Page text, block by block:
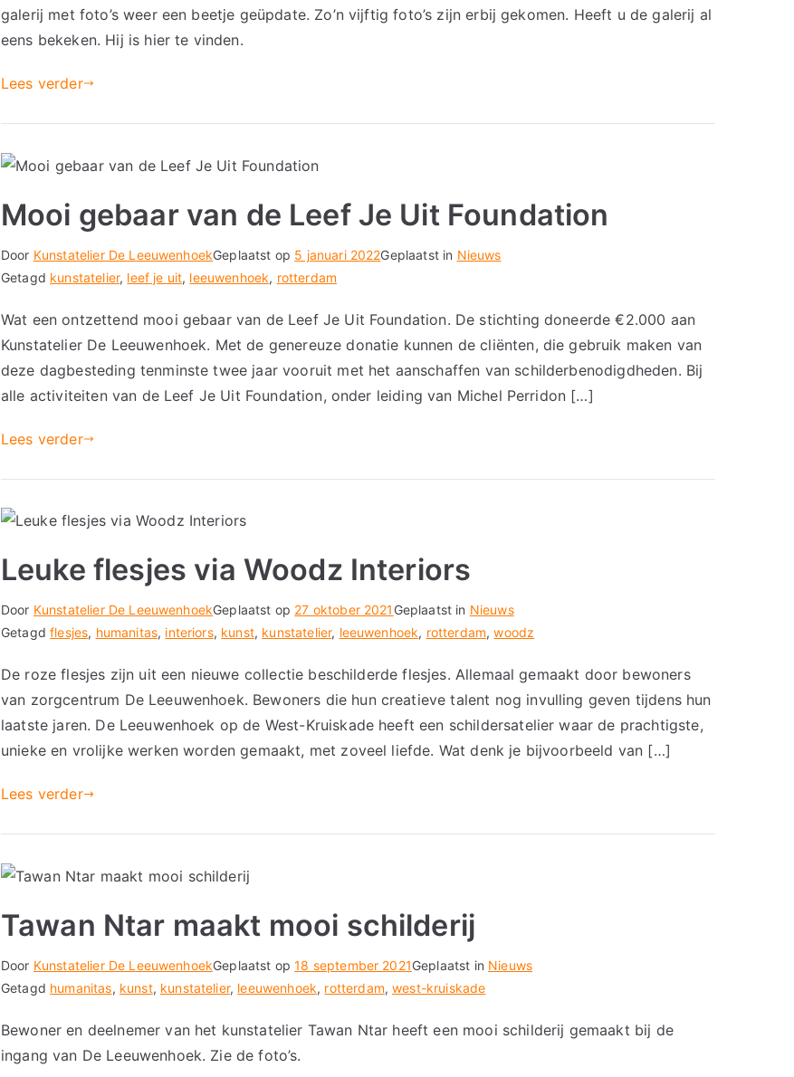
galerij met foto’s weer een beetje geüpdate. Zo’n vijftig foto’s zijn erbij gekomen. Heeft u de galerij al
eens bekeken. Hij is hier te vinden.
Lees verder
Mooi gebaar van de Leef Je Uit Foundation
Door Kunstatelier De LeeuwenhoekGeplaatst op 5 januari 2022Geplaatst in Nieuws
Getagd kunstatelier, leef je uit, leeuwenhoek, rotterdam
Wat een ontzettend mooi gebaar van de Leef Je Uit Foundation. De stichting doneerde €2.000 aan
Kunstatelier De Leeuwenhoek. Met de genereuze donatie kunnen de cliënten, die gebruik maken van
deze dagbesteding tenminste twee jaar vooruit met het aanschaffen van schilderbenodigdheden. Bij
alle activiteiten van de Leef Je Uit Foundation, onder leiding van Michel Perridon […]
Lees verder
Leuke flesjes via Woodz Interiors
Door Kunstatelier De LeeuwenhoekGeplaatst op 27 oktober 2021 Geplaatst in Nieuws
Getagdflesjes, humanitas, interiors, kunst, kunstatelier, leeuwenhoek, rotterdam,woodz
De roze flesjes zijn uit een nieuwe collectie beschilderde flesjes. Allemaal gemaakt door bewoners
van zorgcentrum De Leeuwenhoek. Bewoners die hun creatieve talent nog invulling geven tijdens hun
laatste jaren. De Leeuwenhoek op de West-Kruiskade heeft een schildersatelier waar de prachtigste,
unieke en vrolijke werken worden gemaakt, met zoveel liefde. Wat denk je bijvoorbeeld van […]
Lees verder
Tawan Ntar maakt mooi schilderij
Door Kunstatelier De LeeuwenhoekGeplaatst op18 september 2021Geplaatst in Nieuws
Getagd humanitas, kunst, kunstatelier, leeuwenhoek, rotterdam,west-kruiskade
Bewoner en deelnemer van het kunstatelier Tawan Ntar heeft een mooi schilderij gemaakt bij de
ingang van De Leeuwenhoek. Zie de foto’s.